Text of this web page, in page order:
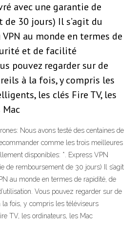
avec une garantie de
de 30 jours) Il s’agit du
au monde en termes de
et de facilité
pouvez regarder sur de
à la fois, y compris les
les clés Fire TV, les
Nous avons testé des centaines de
comme les trois meilleures
disponibles: *. Express VPN
de remboursement de 30 jours) Il s’agit
au monde en termes de rapidité, de
Vous pouvez regarder sur de
la fois, y compris les téléviseurs
TV, les ordinateurs, les Mac